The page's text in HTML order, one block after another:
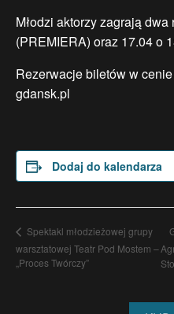
Młodzi aktorzy zagrają
(PREMIERA) oraz 17.04 o
Rezerwacje biletów w
gdansk.pl
Dodaj do kalendarza
Spektakl młodzieżowej grupy
warsztatowej Teatr Pod Mostem –
„Proces Twórczy”